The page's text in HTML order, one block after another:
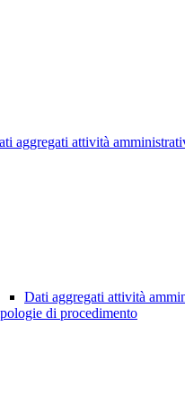
aggregati attività
Dati aggregati attività
di procedimento